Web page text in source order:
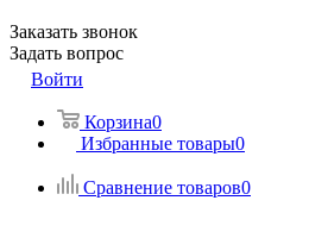
Заказать звонок
Задать вопрос
Войти
Корзина0
Избранные товары0
Сравнение товаров0